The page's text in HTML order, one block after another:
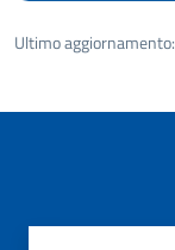
Ultimo aggiornamento: